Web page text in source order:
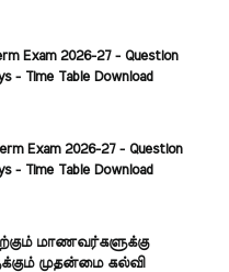
Exam 2026-27 - Question
- Time Table Download
Exam 2026-27 - Question
- Time Table Download
மாணவர்களுக்கு
முதன்மை கல்வி